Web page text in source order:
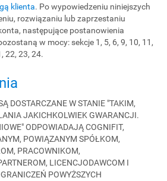
klienta. Po wypowiedzeniu niniejszych
rozwiązaniu lub zaprzestaniu
następujące postanowienia
w mocy: sekcje 1, 5, 6, 9, 10, 11,
22, 23, 24.
DOSTARCZANE W STANIE "TAKIM,
JAKICHKOLWIEK GWARANCJI.
ODPOWIADAJĄ COGNIFIT,
POWIĄZANYM SPÓŁKOM,
PRACOWNIKOM,
LICENCJODAWCOM I
POWYŻSZYCH